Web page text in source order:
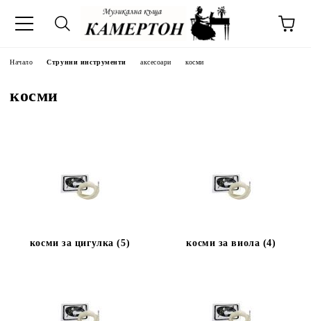
Начало Струнни инструменти аксесоари косми
косми
косми за цигулка (5) косми за виола (4)